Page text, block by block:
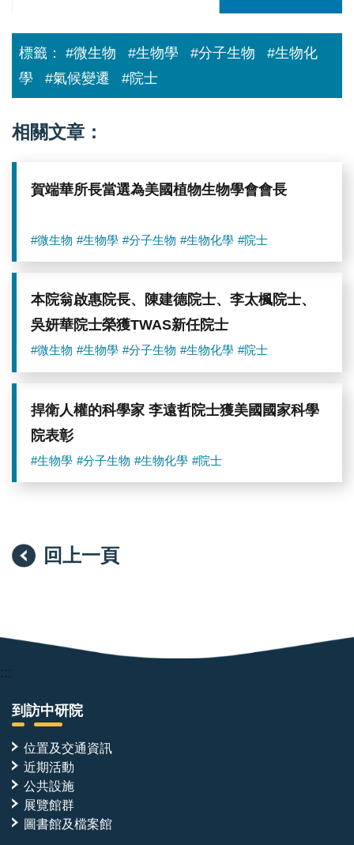
織
院
士
合
成
物
學
定。
／
標籤： #微生物 #生物學 #分子生物
#生物化
學
#氣候變遷 #院士
相關文章：
賀端華所長當選為美國植物生物學會會長
#微生物 #生物學 #分子生物 #生物化學 #院士
本院翁啟惠院長、陳建德院士、李太楓院士、
吳妍華院士榮獲TWAS新任院士
#微生物 #生物學 #分子生物 #生物化學 #院士
捍衛人權的科學家 李遠哲院士獲美國國家科學
院表彰
#生物學 #分子生物 #生物化學 #院士
回上一頁
:::
到訪中研院
位置及交通資訊
近期活動
公共設施
展覽館群
圖書館及檔案館